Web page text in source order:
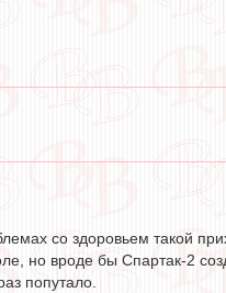
со здоровьем такой
но вроде бы Спартак-2
попутало.